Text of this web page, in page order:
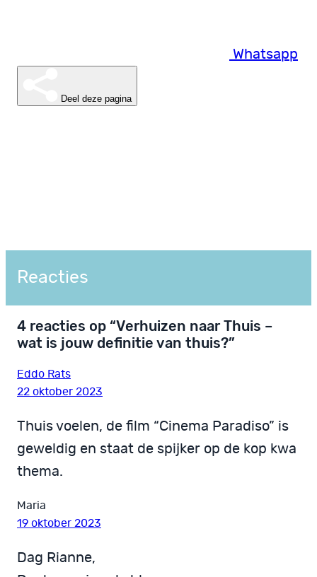
Whatsapp
Deel deze pagina
Reacties
4 reacties op “Verhuizen naar Thuis –
wat is jouw definitie van thuis?”
Eddo Rats
22 oktober 2023
Thuis voelen, de film “Cinema Paradiso” is
geweldig en staat de spijker op de kop kwa
thema.
Maria
19 oktober 2023
Dag Rianne,